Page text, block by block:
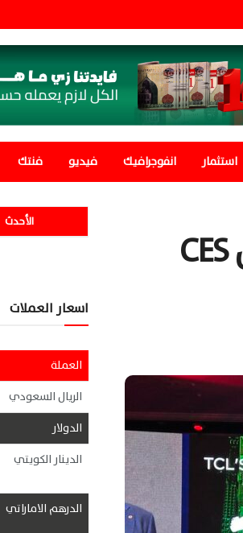
استثمار انفوجرافيك فيديو فنتك
أفضل 5 هواتف ذكية أُعلنت في معرض CES
الأحدث
اسعار العملات
العملة
الريال السعودي
الدولار
الدينار الكويتي
الدرهم الاماراتي